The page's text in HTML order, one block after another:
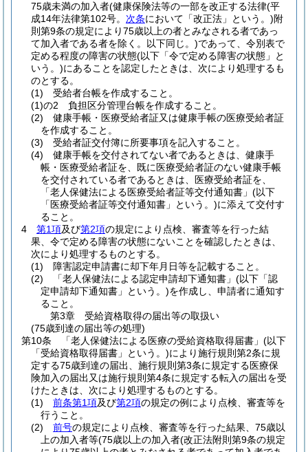
75歳未満の加入者(健康保険法等の一部を改正する法律(平
成14年法律第102号。 次条において「改正法」という。)附
則第9条の規定により75歳以上の者とみなされる者であっ
て加入者である者を除く。以下同じ。)であって、令別表で
定める程度の障害の状態(以下「令で定める障害の状態」と
いう。)にあることを認定したときは、次により処理するも
のとする。
(1)
受給者台帳を作成すること。
(1)の2
負担区分管理台帳を作成すること。
(2)
健康手帳・医療受給者証又は健康手帳の医療受給者証
を作成すること。
(3)
受給者証交付簿に所要事項を記入すること。
(4)
健康手帳を交付されてない者であるときは、健康手
帳・医療受給者証を、既に医療受給者証のない健康手帳
を交付されている者であるときは、医療受給者証を、
「老人保健法による医療受給者証等交付通知書」 (以下
「医療受給者証等交付通知書」という。)に添えて交付す
ること。
4
第1項及び第2項の規定により点検、審査等を行った結
果、令で定める障害の状態にないことを確認したときは、
次により処理するものとする。
(1)
障害認定申請書に却下年月日等を記載すること。
(2)
「老人保健法による認定申請却下通知書」 (以下「認
定申請却下通知書」という。)を作成し、申請者に通知す
ること。
第3章
受給資格取得の届出等の取扱い
(75歳到達の届出等の処理)
第10条
「老人保健法による医療の受給資格取得届書」 (以下
「受給資格取得届書」という。)により施行規則第2条に規
定する75歳到達の届出、施行規則第3条に規定する医療保
険加入の届出又は施行規則第4条に規定する転入の届出を受
けたときは、次により処理するものとする。
(1)
前条第1項及び第2項の規定の例により点検、審査等を
行うこと。
(2)
前号の規定により点検、審査等を行った結果、75歳以
上の加入者等(75歳以上の加入者(改正法附則第9条の規定